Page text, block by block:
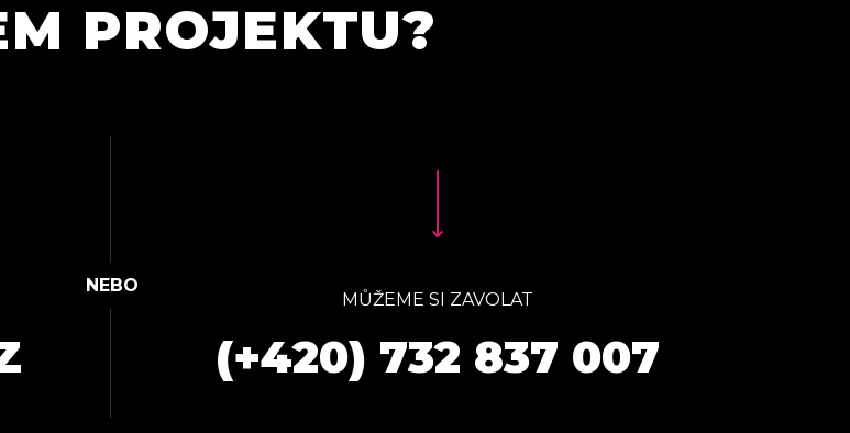
PROJEKTU?
MŮŽEME SI ZAVOLAT
(+420) 732 837 007